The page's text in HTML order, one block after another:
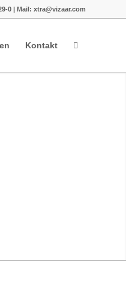
0 | Mail: xtra@vizaar.com
Kontakt